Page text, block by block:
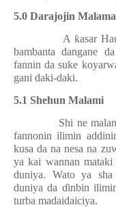
5.0 Darajojin
A ƙasar
bambanta dangane
fannin da suke
gani daki-daki.
5.1 Shehun Malami
Shi ne
fannonin ilimin
kusa da na nesa na
ya kai wannan
duniya. Wato ya
duniya da ɗinbin
turba madaidaiciya.